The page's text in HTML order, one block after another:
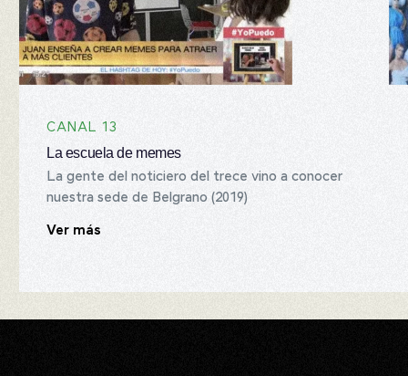
CANAL 13
La escuela de memes
La gente del noticiero del trece vino a conocer
nuestra sede de Belgrano (2019)
Ver más